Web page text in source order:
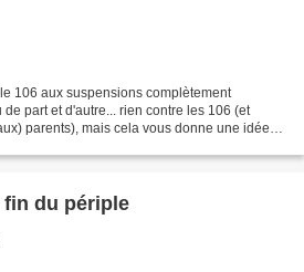
106 aux suspensions complètement
part et d'autre... rien contre les 106 (et
parents), mais cela vous donne une idée
fin du périple